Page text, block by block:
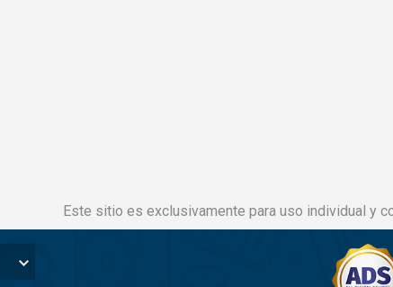
Este sitio es exclusivamente para uso individual y